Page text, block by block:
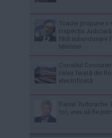
Toader propune o
Inspecția
fără subordonare
Minister
Consiliul
calea ferată din
electrificată
Daniel
tot, vrea să fie